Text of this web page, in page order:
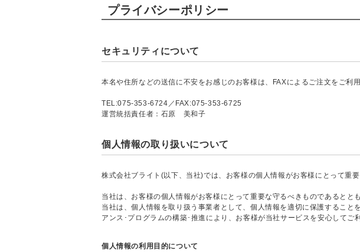
プライバシーポリシー
セキュリティについて
本名や住所などの送信に不安をお感じのお客様は、FAXによるご注文をご利
TEL:075-353-6724／FAX:075-353-6725
運営統括責任者：石原 美和子
個人情報の取り扱いについて
株式会社ブライト(以下、当社)では、お客様の個人情報がお客様にとって重
当社は、お客様の個人情報がお客様にとって重要な守るべきものであるとと
当社は、個人情報を取り扱う事業者として、個人情報を適切に保護するこ
アンス･プログラムの構築･推進により、お客様が当社サービスを安心して
個人情報の利用目的について